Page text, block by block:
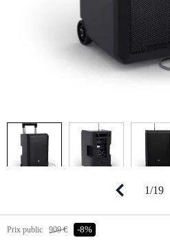
1/19
Prix public 909 € -8%